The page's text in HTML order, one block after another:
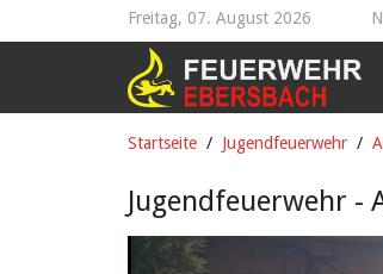
Freitag, 07. August 2026
Startseite Jugendfeuerwehr
Jugendfeuerwehr -